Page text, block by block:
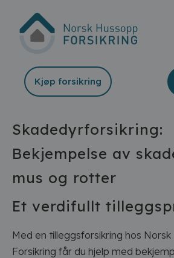
Kjøp forsikring
Skadedyrforsikring:
Bekjempelse av
mus og rotter
Et verdifullt
Med en tilleggsforsikring hos Norsk
Forsikring får du hjelp med